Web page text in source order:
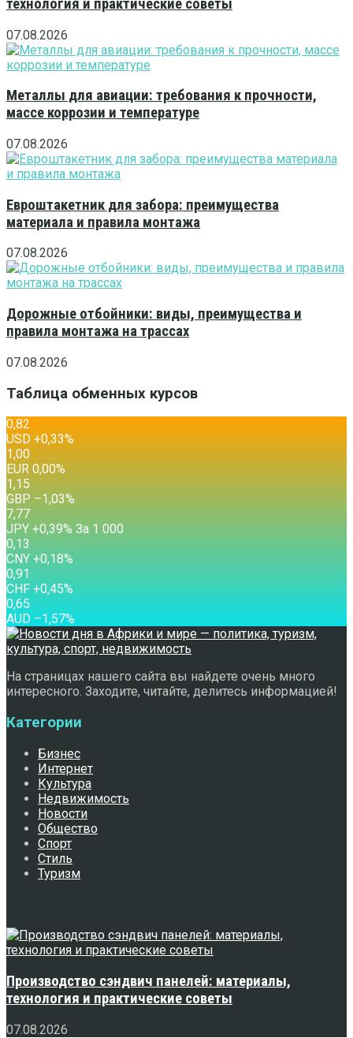
технология и практические советы
07.08.2026
Металлы для авиации: требования к прочности,
массе коррозии и температуре
07.08.2026
Евроштакетник для забора: преимущества
материала и правила монтажа
07.08.2026
Дорожные отбойники: виды, преимущества и
правила монтажа на трассах
07.08.2026
Таблица обменных курсов
0,82
USD +0,33%
1,00
EUR 0,00%
1,15
GBP –1,03%
7,77
JPY +0,39% За 1 000
0,13
CNY +0,18%
0,91
CHF +0,45%
0,65
AUD –1,57%
На страницах нашего сайта вы найдете очень много
интересного. Заходите, читайте, делитесь информацией!
Категории
Бизнес
Интернет
Культура
Недвижимость
Новости
Общество
Спорт
Стиль
Туризм
Производство сэндвич панелей: материалы,
технология и практические советы
07.08.2026